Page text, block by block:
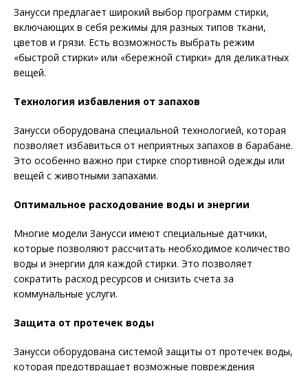
Занусси предлагает широкий выбор программ стирки,
включающих в себя режимы для разных типов ткани,
цветов и грязи. Есть возможность выбрать режим
«быстрой стирки» или «бережной стирки» для деликатных
вещей.
Технология избавления от запахов
Занусси оборудована специальной технологией, которая
позволяет избавиться от неприятных запахов в барабане.
Это особенно важно при стирке спортивной одежды или
вещей с животными запахами.
Оптимальное расходование воды и энергии
Многие модели Занусси имеют специальные датчики,
которые позволяют рассчитать необходимое количество
воды и энергии для каждой стирки. Это позволяет
сократить расход ресурсов и снизить счета за
коммунальные услуги.
Защита от протечек воды
Занусси оборудована системой защиты от протечек воды,
которая предотвращает возможные повреждения